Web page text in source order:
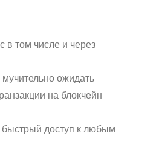
в том числе и через
ожидать
на блокчейн
быстрый доступ к любым